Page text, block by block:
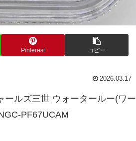
Pinterest コピー
2026.03.17
ールズ三世 ウォータールー(ワー
PF67UCAM